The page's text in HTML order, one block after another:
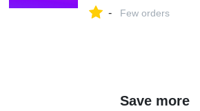
- Few orders
Save more